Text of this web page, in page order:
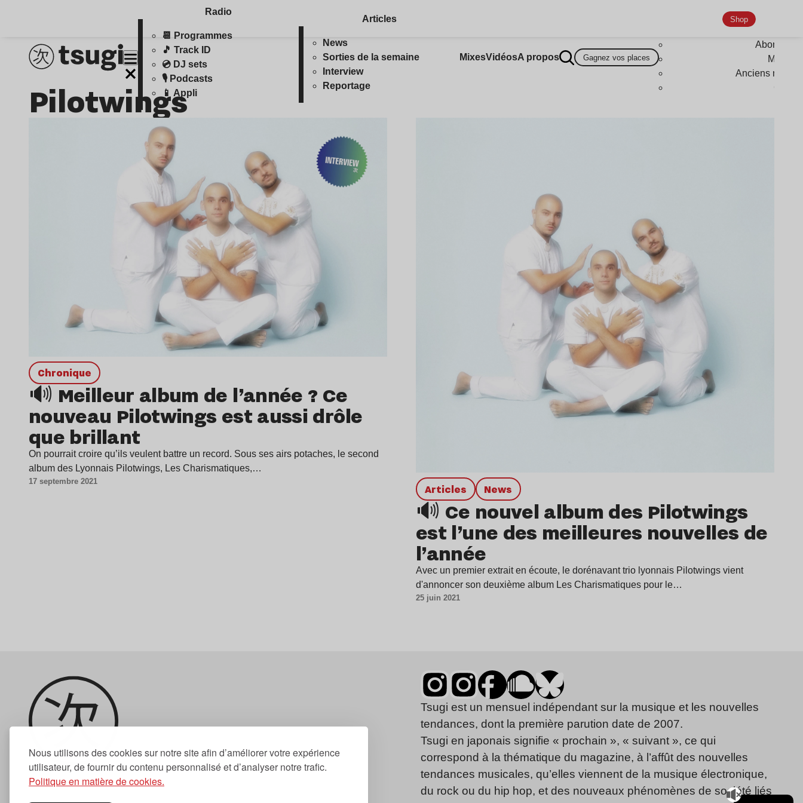
Nous utilisons des cookies sur notre site afin d’améliorer votre expérience
utilisateur, de fournir du contenu personnalisé et d’analyser notre trafic.
Politique en matière de cookies.
Radio
📆 Programmes
🎵 Track ID
💿 DJ sets
🎙️ Podcasts
📱 Appli
Articles
News
Sorties de la semaine
Interview
Reportage
MixesVidéosA propos Gagnez vos places
Shop
Anciens
Pilotwings
chronique
🔊 Meilleur album de l’année ? Ce
nouveau Pilotwings est aussi drôle
que brillant
On pourrait croire qu’ils veulent battre un record. Sous ses airs potaches, le second
album des Lyonnais Pilotwings, Les Charismatiques,…
17 septembre 2021
Articles news
🔊 Ce nouvel album des Pilotwings
est l’une des meilleures nouvelles de
l’année
Avec un premier extrait en écoute, le dorénavant trio lyonnais Pilotwings vient
d'annoncer son deuxième album Les Charismatiques pour le…
25 juin 2021
Tsugi est un mensuel indépendant sur la musique et les nouvelles
tendances, dont la première parution date de 2007.
Tsugi en japonais signifie « prochain », « suivant », ce qui
correspond à la thématique du magazine, à l’affût des nouvelles
tendances musicales, qu’elles viennent de la musique électronique,
du rock ou du hip hop, et des nouveaux phénomènes de société liés